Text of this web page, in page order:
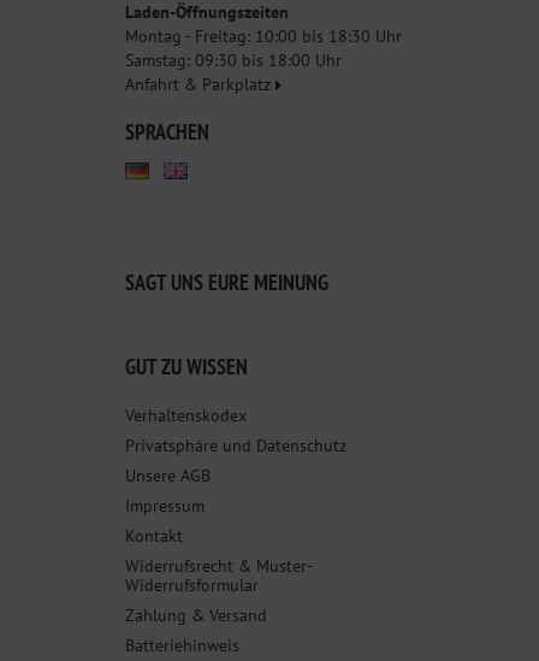
Laden-Öffnungszeiten
Montag - Freitag: 10:00 bis 18:30 Uhr
Samstag: 09:30 bis 18:00 Uhr
Anfahrt & Parkplatz
SPRACHEN
SAGT UNS EURE MEINUNG
GUT ZU WISSEN
Verhaltenskodex
Privatsphäre und Datenschutz
Unsere AGB
Impressum
Kontakt
Widerrufsrecht & Muster-
Widerrufsformular
Zahlung & Versand
Batteriehinweis